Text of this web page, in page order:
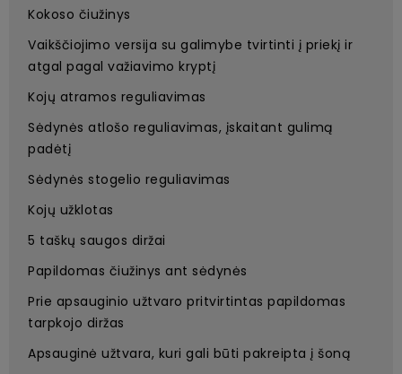
Kokoso čiužinys
Vaikščiojimo versija su galimybe tvirtinti į priekį ir
atgal pagal važiavimo kryptį
Kojų atramos reguliavimas
Sėdynės atlošo reguliavimas, įskaitant gulimą
padėtį
Sėdynės stogelio reguliavimas
Kojų užklotas
5 taškų saugos diržai
Papildomas čiužinys ant sėdynės
Prie apsauginio užtvaro pritvirtintas papildomas
tarpkojo diržas
Apsauginė užtvara, kuri gali būti pakreipta į šoną